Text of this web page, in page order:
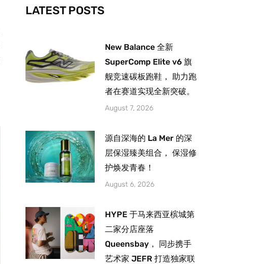
-
f
m
LATEST POSTS
New Balance 全新
SuperComp Elite v6 旗
舰竞速碳板跑鞋， 助力跑
者在赛道实现全新突破。
August 7, 2026
源自深海的 La Mer 的深
层保湿臻美组合， 保湿修
护焕发青春！
August 6, 2026
HYPE 于马来西亚槟城第
二家分店座落
Queensbay， 同步携手
艺术家 JEFR 打造独家联